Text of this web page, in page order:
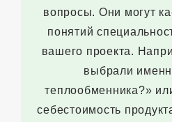
вопросы. Они могут
понятий
вашего проекта.
выбрали
теплообменника?»
себестоимость